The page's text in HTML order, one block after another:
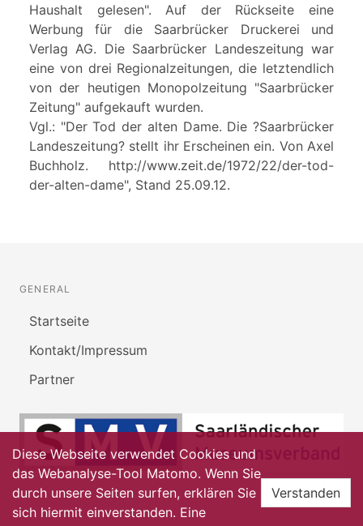
Haushalt gelesen". Auf der Rückseite eine
Werbung für die Saarbrücker Druckerei und
Verlag AG. Die Saarbrücker Landeszeitung war
eine von drei Regionalzeitungen, die letztendlich
von der heutigen Monopolzeitung "Saarbrücker
Zeitung" aufgekauft wurden.
Vgl.: "Der Tod der alten Dame. Die ?Saarbrücker
Landeszeitung? stellt ihr Erscheinen ein. Von Axel
Buchholz. http://www.zeit.de/1972/22/der-tod-
der-alten-dame", Stand 25.09.12.
GENERAL
Startseite
Kontakt/Impressum
Partner
Diese Webseite verwendet Cookies und
das Webanalyse-Tool Matomo. Wenn Sie
durch unsere Seiten surfen, erklären Sie
sich hiermit einverstanden. Eine
Verstanden